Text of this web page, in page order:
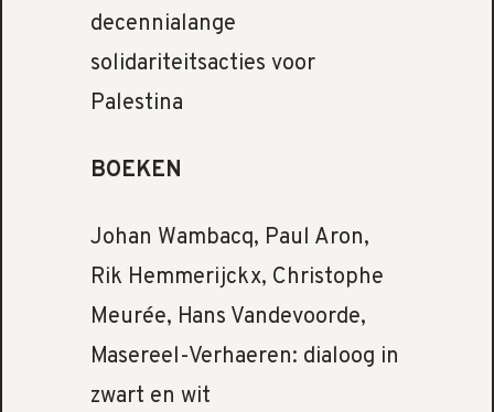
decennialange
solidariteitsacties voor
Palestina
BOEKEN
Johan Wambacq, Paul Aron,
Rik Hemmerijckx, Christophe
Meurée, Hans Vandevoorde,
Masereel-Verhaeren: dialoog in
zwart en wit